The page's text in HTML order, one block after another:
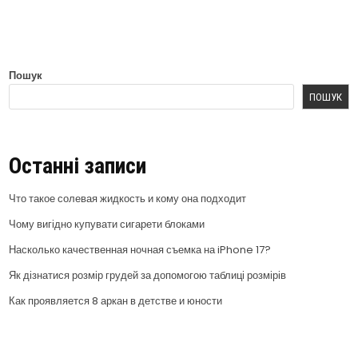
Пошук
ПОШУК
Останні записи
Что такое солевая жидкость и кому она подходит
Чому вигідно купувати сигарети блоками
Насколько качественная ночная съемка на iPhone 17?
Як дізнатися розмір грудей за допомогою таблиці розмірів
Как проявляется 8 аркан в детстве и юности